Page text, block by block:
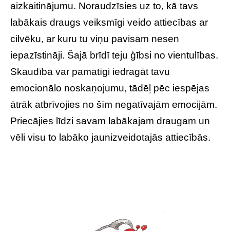
aizkaitinājumu. Noraudzīsies uz to, kā tavs
labākais draugs veiksmīgi veido attiecības ar
cilvēku, ar kuru tu viņu pavisam nesen
iepazīstināji. Šajā brīdī teju ģībsi no vientulības.
Skaudība var pamatīgi iedragāt tavu
emocionālo noskaņojumu, tādēļ pēc iespējas
ātrāk atbrīvojies no šīm negatīvajām emocijām.
Priecājies līdzi savam labākajam draugam un
vēli visu to labāko jaunizveidotajās attiecībās.